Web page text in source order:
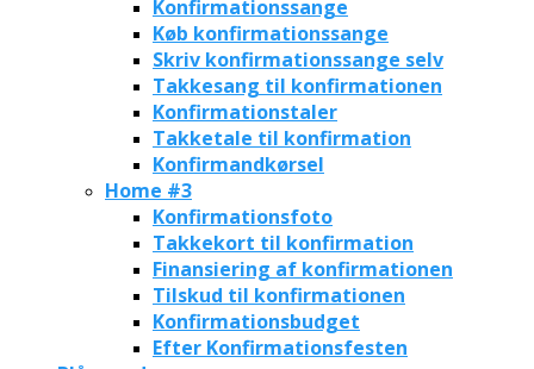
Konfirmationssange
Køb konfirmationssange
Skriv konfirmationssange selv
Takkesang til konfirmationen
Konfirmationstaler
Takketale til konfirmation
Konfirmandkørsel
Home #3
Konfirmationsfoto
Takkekort til konfirmation
Finansiering af konfirmationen
Tilskud til konfirmationen
Konfirmationsbudget
Efter Konfirmationsfesten